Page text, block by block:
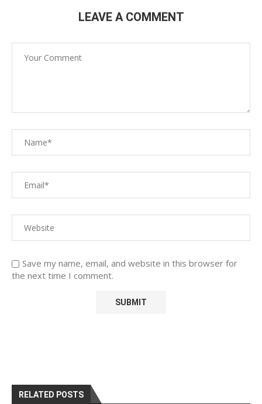
LEAVE A COMMENT
Save my name, email, and website in this browser for
the next time I comment.
RELATED POSTS